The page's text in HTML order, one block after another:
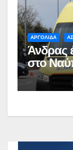
ΑΡΓΟΛΙΔΑ
Άνδρας
στο